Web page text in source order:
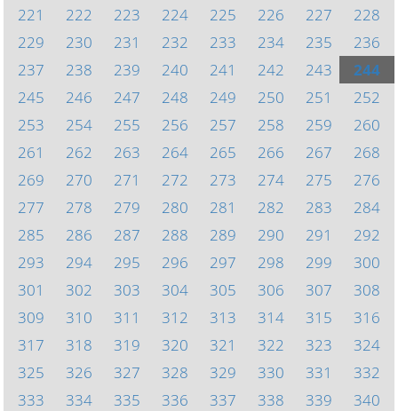
221 222 223 224 225 226 227
228
229
230 231 232 233 234 235
236
237
238 239 240 241 242 243
244
245
246 247 248 249 250 251
252
253
254 255 256 257 258 259
260
261
262 263 264 265 266 267
268
269
270 271 272 273 274 275
276
277
278 279 280 281 282 283
284
285
286 287 288 289 290 291
292
293
294 295 296 297 298 299
300
301
302 303 304 305 306 307
308
309
310 311 312 313 314 315
316
317
318 319 320 321 322 323
324
325
326 327 328 329 330 331
332
333
334 335 336 337 338 339
340